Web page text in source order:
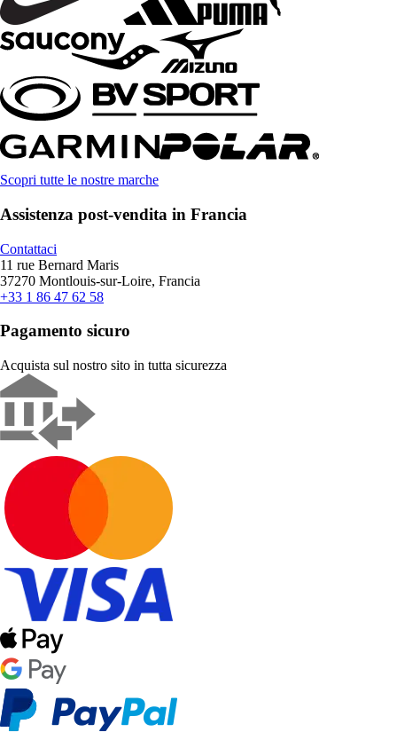
Scopri tutte le nostre marche
Assistenza post-vendita in Francia
Contattaci
11 rue Bernard Maris
37270 Montlouis-sur-Loire, Francia
+33 1 86 47 62 58
Pagamento sicuro
Acquista sul nostro sito in tutta sicurezza